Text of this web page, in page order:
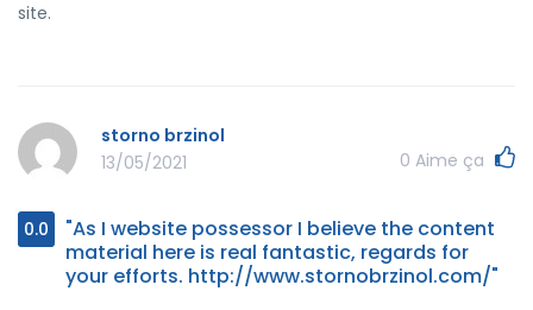
site.
storno brzinol
13/05/2021
0 Aime ça
0.0
"As I website possessor I believe the content
material here is real fantastic, regards for
your efforts. http://www.stornobrzinol.com/"